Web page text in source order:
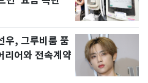
우, 그루비룸 품
어와 전속계약